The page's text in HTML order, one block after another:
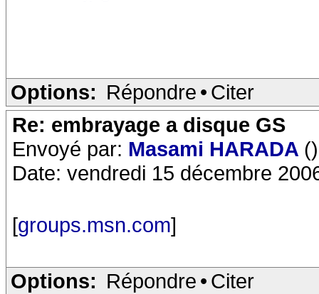
Options: Répondre • Citer
Re: embrayage a disque GS
Envoyé par: Masami HARADA ()
Date: vendredi 15 décembre
[groups.msn.com]
Options: Répondre • Citer